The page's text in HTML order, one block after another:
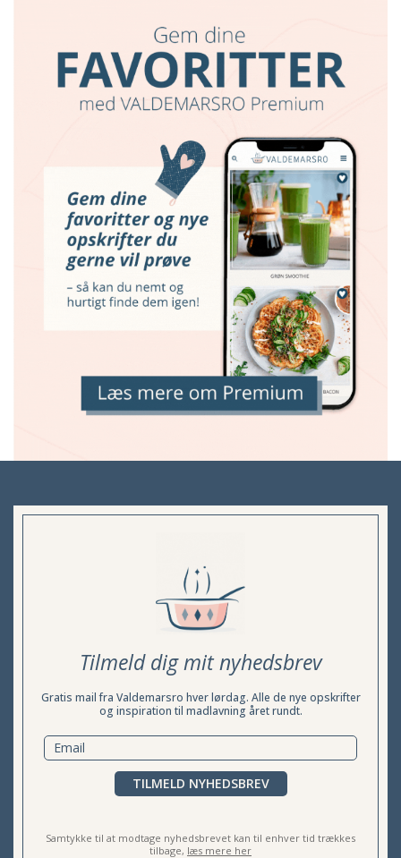
Tilmeld dig mit nyhedsbrev
Gratis mail fra Valdemarsro hver lørdag. Alle de nye opskrifter
og inspiration til madlavning året rundt.
TILMELD NYHEDSBREV
Samtykke til at modtage nyhedsbrevet kan til enhver tid trækkes
tilbage, læs mere her